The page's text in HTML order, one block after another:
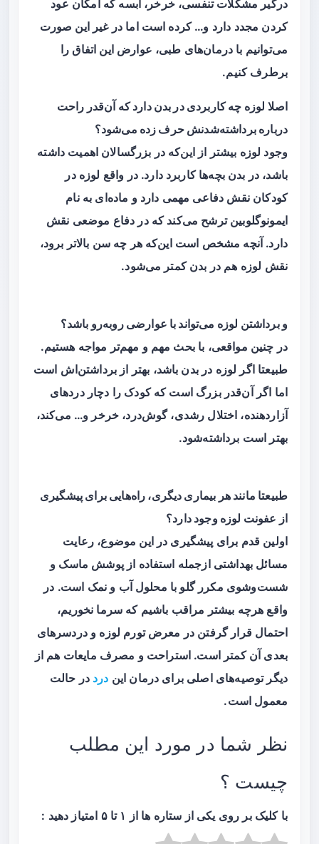
درگیر مشکلات تنفسی، خرخر، آبسه که امکان عود
کردن مجدد دارد و… کرده است اما در غیر این صورت
می‌توانیم با درمان‌های طبی، عوارض این اتفاق را
برطرف کنیم.
اصلا لوزه چه کاربردی در بدن دارد که آن‌قدر راحت
درباره برداشته‌شدنش حرف زده می‌شود؟
وجود لوزه بیشتر از این‌که در بزرگسالان اهمیت داشته
باشد، در بدن بچه‌ها کاربرد دارد. در واقع لوزه در
کودکان نقش دفاعی مهمی دارد و ماده‌ای به نام
ایمونوگلوبین ترشح می‌کند که در دفاع موضعی نقش
دارد. آنچه مشخص است این‌که هر چه سن بالاتر برود،
نقش لوزه هم در بدن کمتر می‌شود.
و برداشتن لوزه می‌تواند با عوارضی روبه‌رو باشد؟
در چنین مواقعی، با بحث مهم و مهم‌تر مواجه هستیم.
طبیعتا اگر لوزه در بدن باشد، بهتر از برداشتن‌اش است
اما اگر آن‌قدر بزرگ است که کودک را دچار دردهای
آزاردهنده، اختلال رشدی، گوش‌درد، خرخر و… می‌کند،
بهتر است برداشته‌شود.
طبیعتا مانند هر بیماری دیگری، راه‌هایی برای پیشگیری
از عفونت لوزه وجود دارد؟
اولین قدم برای پیشگیری در این موضوع، رعایت
مسائل بهداشتی ازجمله استفاده از پوشش ماسک و
شست‌وشوی مکرر گلو با محلول آب و نمک است. در
واقع هرچه بیشتر مراقب باشیم که سرما نخوریم،
احتمال قرار گرفتن در معرض تورم لوزه و دردسرهای
بعدی آن کمتر است. استراحت و مصرف مایعات هم از
دیگر توصیه‌های اصلی برای درمان این درد در حالت
معمول است.
نظر شما در مورد این مطلب
چیست ؟
با کلیک بر روی یکی از ستاره ها از ۱ تا ۵ امتیاز دهید :